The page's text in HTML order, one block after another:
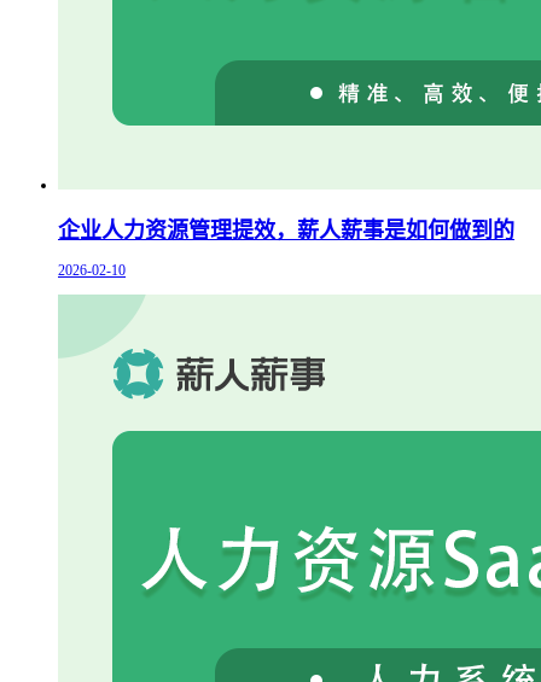
企业人力资源管理提效，薪人薪事是如何做到的
2026-02-10